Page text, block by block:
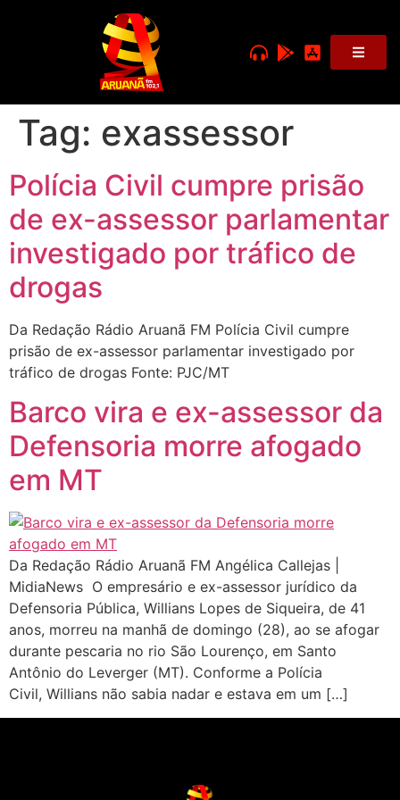
Tag: exassessor
Polícia Civil cumpre prisão
de ex-assessor parlamentar
investigado por tráfico de
drogas
Da Redação Rádio Aruanã FM Polícia Civil cumpre
prisão de ex-assessor parlamentar investigado por
tráfico de drogas Fonte: PJC/MT
Barco vira e ex-assessor da
Defensoria morre afogado
em MT
Da Redação Rádio Aruanã FM Angélica Callejas |
MidiaNews O empresário e ex-assessor jurídico da
Defensoria Pública, Willians Lopes de Siqueira, de 41
anos, morreu na manhã de domingo (28), ao se afogar
durante pescaria no rio São Lourenço, em Santo
Antônio do Leverger (MT). Conforme a Polícia
Civil, Willians não sabia nadar e estava em um […]